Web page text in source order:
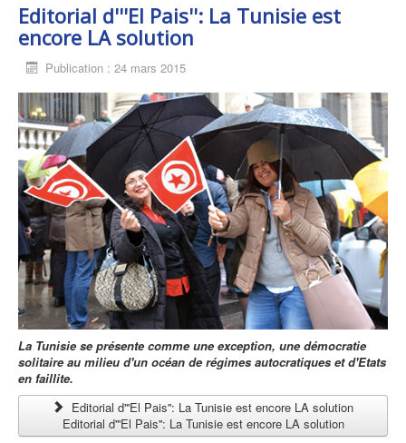
Editorial d'''El Pais'': La Tunisie est
encore LA solution
Publication : 24 mars 2015
La Tunisie se présente comme une exception, une démocratie
solitaire au milieu d'un océan de régimes autocratiques et d'Etats
en faillite.
Editorial d'''El Pais'': La Tunisie est encore LA solution
Editorial d'''El Pais'': La Tunisie est encore LA solution